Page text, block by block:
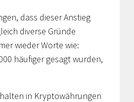
dass dieser Anstieg
diverse Gründe
wieder Worte wie:
häufiger gesagt wurden,
in Kryptowährungen